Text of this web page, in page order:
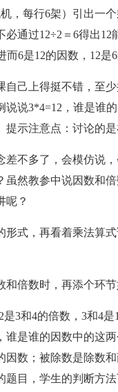
，每行6架）引出一
通过12÷2＝6得出
而6是12的因数，12
上得挺不错，至少
说说3*4=12，谁是谁
示注意点：讨论的是
多了，会模仿说，
虽然教参中说因数和
呢？
式，再看着乘法算式
数时，再添个环节
和4的倍数，3和4是
谁是谁的因数中的这
因数；被除数是除数
目，学生的判断方